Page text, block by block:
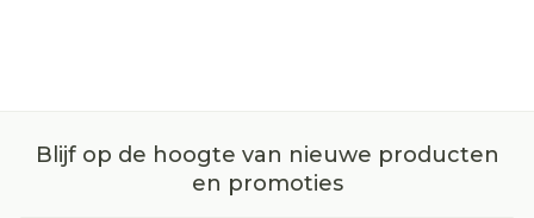
Blijf op de hoogte van nieuwe producten
en promoties